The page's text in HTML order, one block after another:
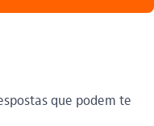
que podem te